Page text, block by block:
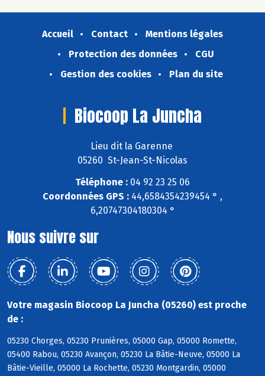
Accueil Contact
Mentions légales
Protection des données
CGU
Gestion des cookies
Plan du site
Biocoop La Juncha
Lieu dit la Garenne
05260 St-Jean-St-Nicolas
Téléphone : 04 92 23 25 06
Coordonnées GPS : 44,6584354239454 ° ,
6,20747304180304 °
Nous suivre sur
Votre magasin Biocoop La Juncha (05260) est proche
de :
05230 Chorges, 05230 Prunières, 05000 Gap, 05000 Romette,
05400 Rabou, 05230 Avançon, 05230 La Bâtie-Neuve, 05000 La
Bâtie-Vieille, 05000 La Rochette, 05230 Montgardin, 05000